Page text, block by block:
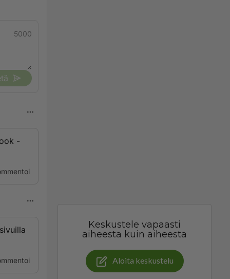
5000
-
Keskustele vapaasti
aiheesta kuin aiheesta
Aloita keskustelu